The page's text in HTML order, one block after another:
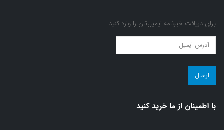
برای دریافت خبرنامه ایمیل‌تان را وارد کنید.
عضویت
در
مجله
سلامت!
با اطمينان از ما خريد كنيد